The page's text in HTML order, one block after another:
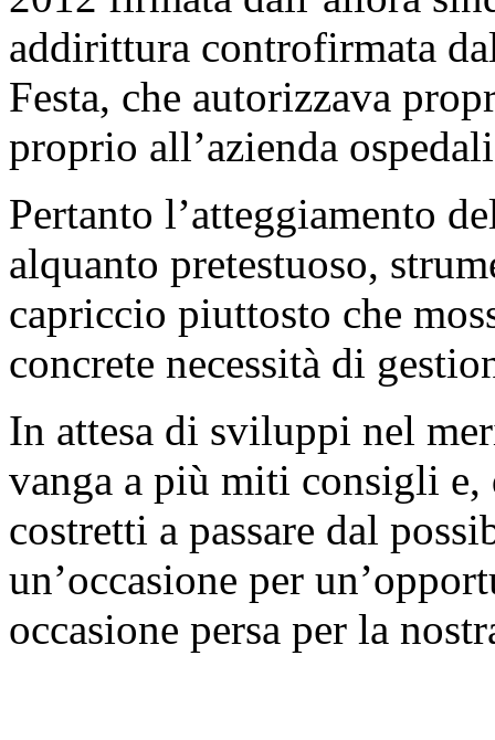
addirittura controfirmata
Festa, che autorizzava
proprio all’azienda
Pertanto l’atteggiamento
alquanto pretestuoso,
capriccio piuttosto che
concrete necessità di
In attesa di sviluppi nel
vanga a più miti consigli e,
costretti a passare dal
un’occasione per
occasione persa per la